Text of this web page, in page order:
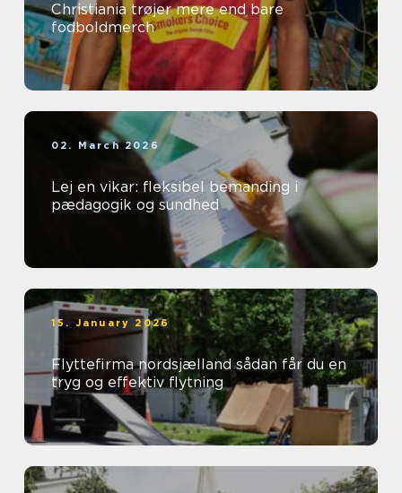
Christiania trøjer mere end bare
fodboldmerch
02. March 2026
Lej en vikar: fleksibel bemanding i
pædagogik og sundhed
15. January 2026
Flyttefirma nordsjælland sådan får du en
tryg og effektiv flytning